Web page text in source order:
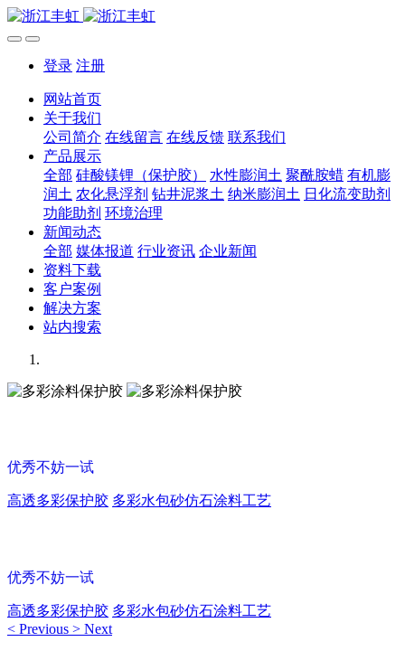
登录 注册
网站首页
关于我们
公司简介 在线留言 在线反馈 联系我们
产品展示
全部 硅酸镁锂（保护胶） 水性膨润土 聚酰胺蜡 有机膨
润土 农化悬浮剂 钻井泥浆土 纳米膨润土 日化流变助剂
功能助剂 环境治理
新闻动态
全部 媒体报道 行业资讯 企业新闻
资料下载
客户案例
解决方案
站内搜索
优秀不妨一试
高透多彩保护胶 多彩水包砂仿石涂料工艺
优秀不妨一试
高透多彩保护胶 多彩水包砂仿石涂料工艺
< Previous > Next